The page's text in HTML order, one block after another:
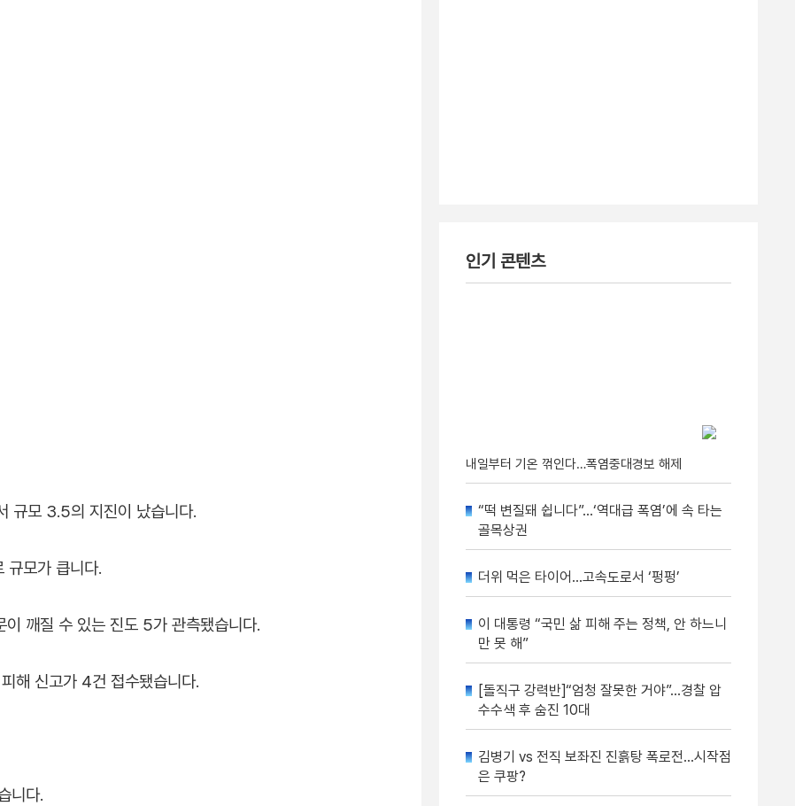
규모 3.5의 지진이 났습니다.
규모가 큽니다.
깨질 수 있는 진도 5가 관측됐습니다.
해 신고가 4건 접수됐습니다.
니다.
인기 콘텐츠
내일부터 기온 꺾인다…폭염중대경보 해제
“떡 변질돼 쉽니다”…‘역대급 폭염’에 속 타는
골목상권
더위 먹은 타이어…고속도로서 ‘펑펑’
이 대통령 “국민 삶 피해 주는 정책, 안 하느니
만 못 해”
[돌직구 강력반]“엄청 잘못한 거야”…경찰 압
수수색 후 숨진 10대
김병기 vs 전직 보좌진 진흙탕 폭로전…시작점
은 쿠팡?